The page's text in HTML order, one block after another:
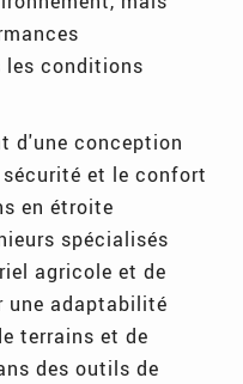
les conditions
d'une conception
et le confort
en étroite
spécialisés
agricole et de
une adaptabilité
terrains et de
des outils de